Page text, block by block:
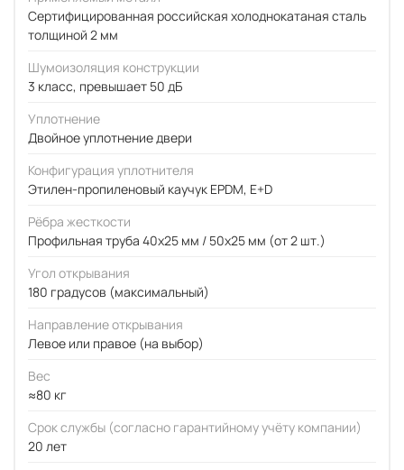
Сертифицированная российская холоднокатаная сталь
толщиной 2 мм
Шумоизоляция конструкции
3 класс, превышает 50 дБ
Уплотнение
Двойное уплотнение двери
Конфигурация уплотнителя
Этилен-пропиленовый каучук EPDM, E+D
Рёбра жесткости
Профильная труба 40х25 мм / 50x25 мм (от 2 шт.)
Угол открывания
180 градусов (максимальный)
Направление открывания
Левое или правое (на выбор)
Вес
≈80 кг
Срок службы (согласно гарантийному учёту компании)
20 лет